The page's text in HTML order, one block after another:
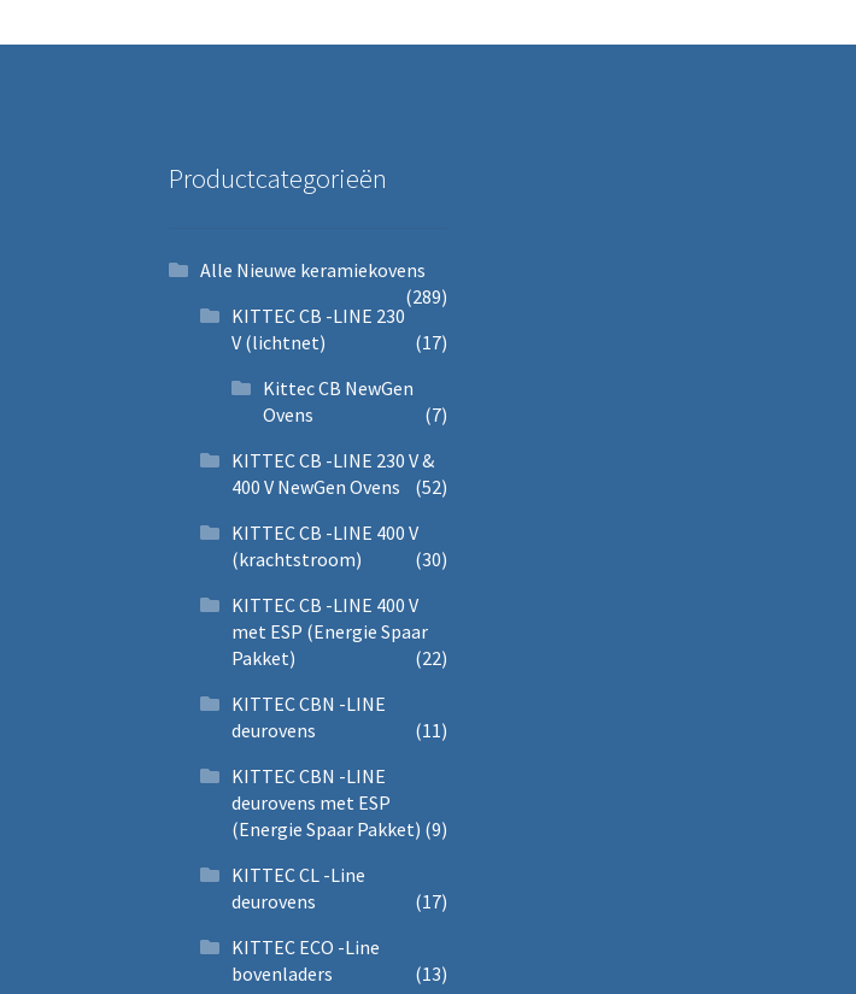
Productcategorieën
Alle Nieuwe keramiekovens
(289)
KITTEC CB -LINE 230
V (lichtnet)
(17)
Kittec CB NewGen
Ovens
(7)
KITTEC CB -LINE 230 V &
400 V NewGen Ovens
(52)
KITTEC CB -LINE 400 V
(krachtstroom)
(30)
KITTEC CB -LINE 400 V
met ESP (Energie Spaar
Pakket)
(22)
KITTEC CBN -LINE
deurovens
(11)
KITTEC CBN -LINE
deurovens met ESP
(Energie Spaar Pakket) (9)
KITTEC CL -Line
deurovens
(17)
KITTEC ECO -Line
bovenladers
(13)